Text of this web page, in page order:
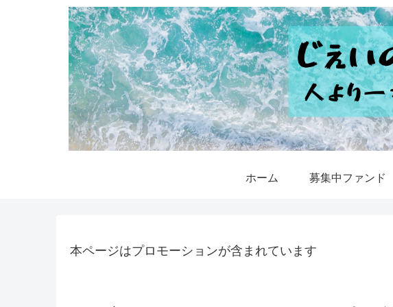
ホーム 募集中ファンド
本ページはプロモーションが含まれています